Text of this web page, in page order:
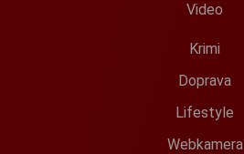
Video
Krimi
Doprava
Lifestyle
Webkamera